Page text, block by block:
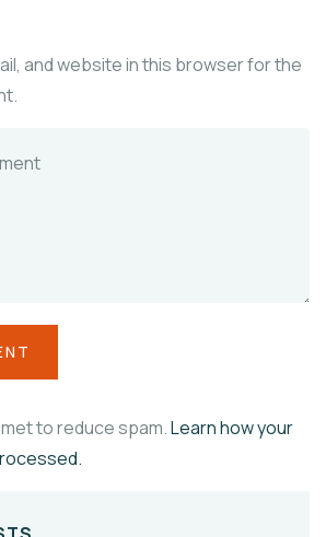
and website in this browser for the
to reduce spam.Learn how your